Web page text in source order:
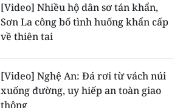
[Video] Nhiều hộ dân sơ tán khẩn,
Sơn La công bố tình huống khẩn cấp
về thiên tai
[Video] Nghệ An: Đá rơi từ vách núi
xuống đường, uy hiếp an toàn giao
thông